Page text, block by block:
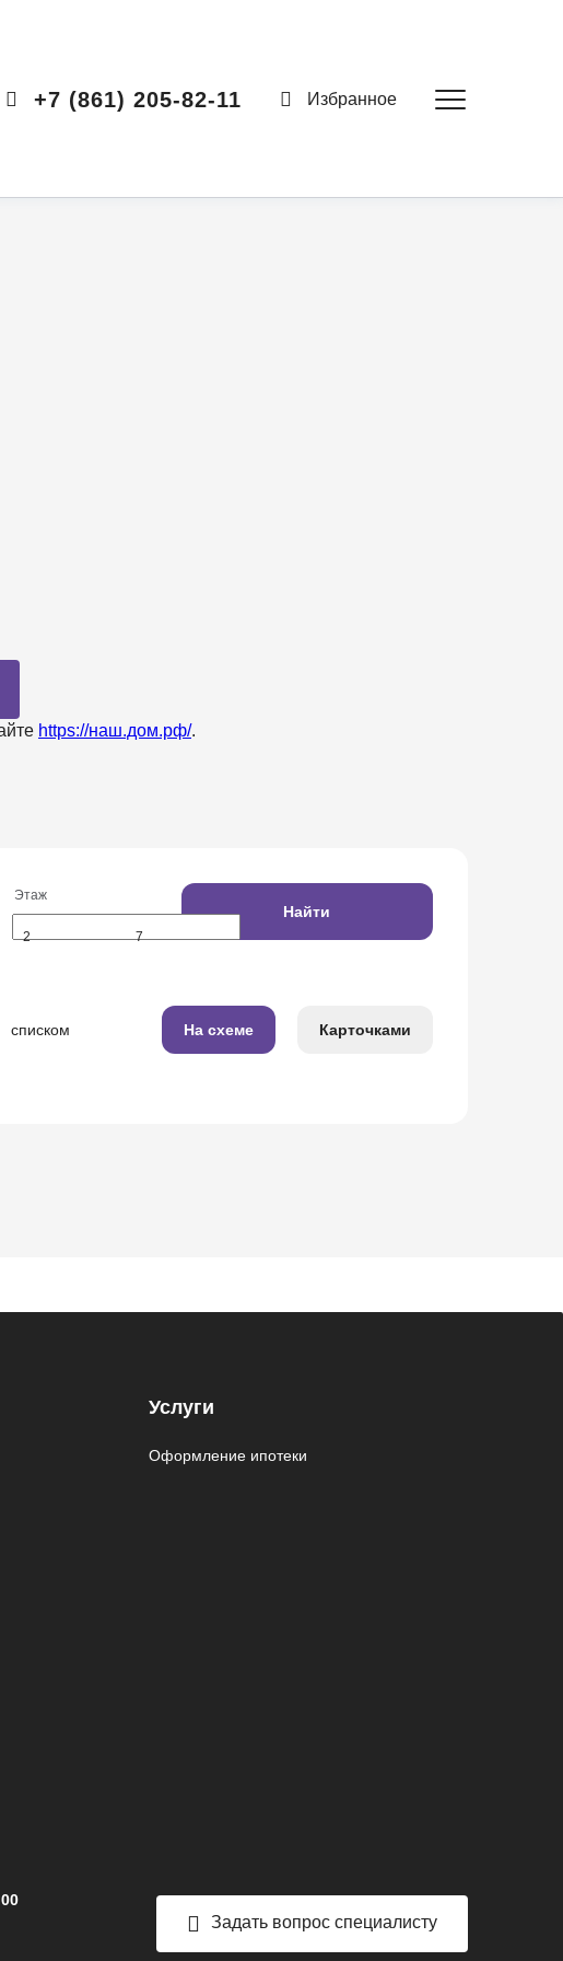
+7 (861) 205-82-11 Избранное
https://наш.дом.рф/.
Этаж
2 7
Найти
списком На схеме Карточками
Услуги
Оформление ипотеки
Задать вопрос специалисту